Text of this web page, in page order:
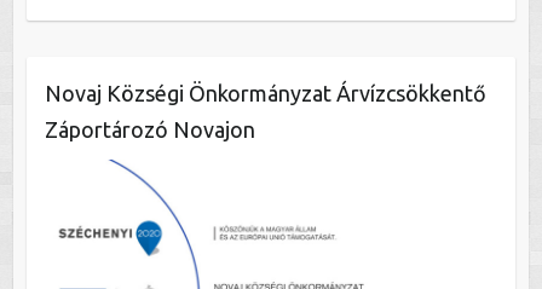
Novaj Községi Önkormányzat Árvízcsökkentő
Záportározó Novajon